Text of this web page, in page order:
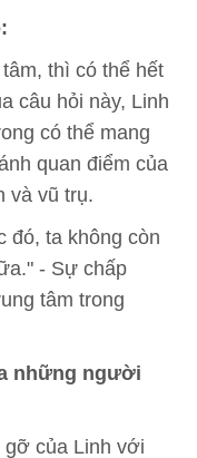
thì có thể hết
câu hỏi này, Linh
có thể mang
quan điểm của
và vũ trụ.
đó, ta không còn
- Sự chấp
tâm trong
những người
gỡ của Linh với